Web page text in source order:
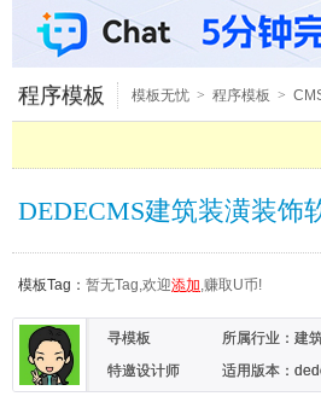
程序模板 模板无忧 > 程序模板 >
DEDECMS建筑装潢装饰
模板Tag： 暂无Tag,欢迎添加,赚取U币!
寻模板
特邀设计师
所属行业： 建
适用版本：